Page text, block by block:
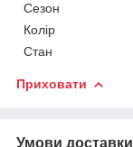
Сезон
Колір
Стан
Приховати
Умови доставки